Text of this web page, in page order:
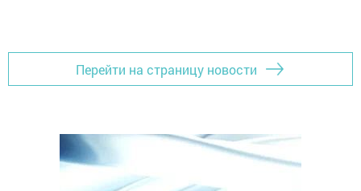
Перейти на страницу новости